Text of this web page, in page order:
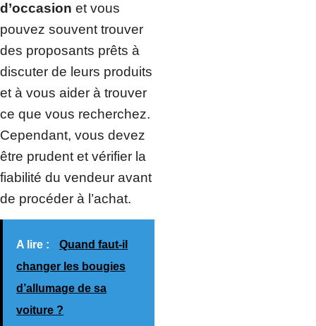
d’occasion et vous
pouvez souvent trouver
des proposants prêts à
discuter de leurs produits
et à vous aider à trouver
ce que vous recherchez.
Cependant, vous devez
être prudent et vérifier la
fiabilité du vendeur avant
de procéder à l’achat.
A lire :
Quand faut-il
changer les bougies
d’allumage de sa
voiture ?